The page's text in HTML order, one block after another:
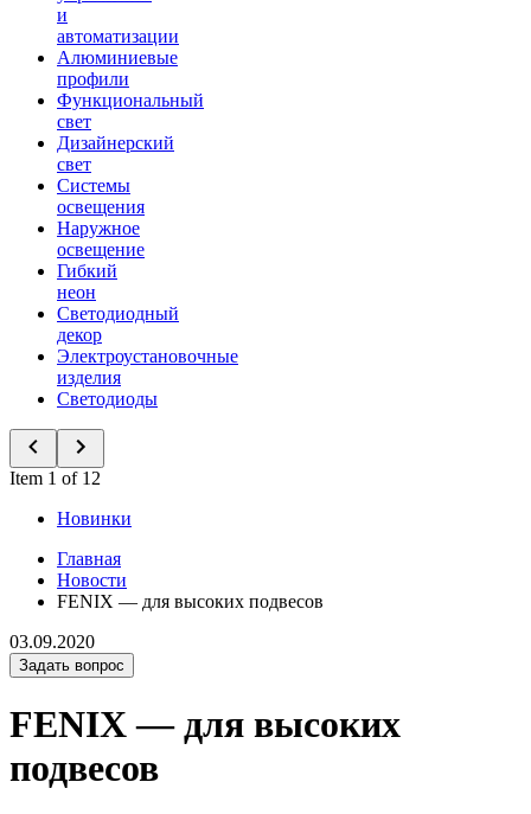
и
автоматизации
Алюминиевые
профили
Функциональный
свет
Дизайнерский
свет
Системы
освещения
Наружное
освещение
Гибкий
неон
Светодиодный
декор
Электроустановочные
изделия
Светодиоды
Item 1 of 12
Новинки
Главная
Новости
FENIX — для высоких подвесов
03.09.2020
Задать вопрос
FENIX — для высоких
подвесов